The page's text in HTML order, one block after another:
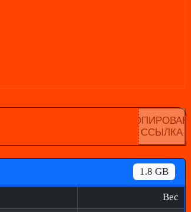
КОПИРОВАНА
ССЫЛКА
1.8 GB
Вес